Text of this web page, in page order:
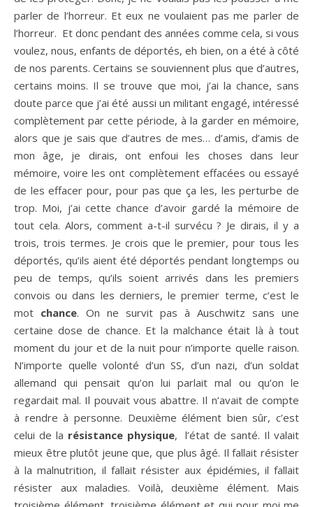
parler de l’horreur. Et eux ne voulaient pas me parler de
l’horreur. Et donc pendant des années comme cela, si vous
voulez, nous, enfants de déportés, eh bien, on a été à côté
de nos parents. Certains se souviennent plus que d’autres,
certains moins. Il se trouve que moi, j’ai la chance, sans
doute parce que j’ai été aussi un militant engagé, intéressé
complètement par cette période, à la garder en mémoire,
alors que je sais que d’autres de mes… d’amis, d’amis de
mon âge, je dirais, ont enfoui les choses dans leur
mémoire, voire les ont complètement effacées ou essayé
de les effacer pour, pour pas que ça les, les perturbe de
trop. Moi, j’ai cette chance d’avoir gardé la mémoire de
tout cela. Alors, comment a-t-il survécu ? Je dirais, il y a
trois, trois termes. Je crois que le premier, pour tous les
déportés, qu’ils aient été déportés pendant longtemps ou
peu de temps, qu’ils soient arrivés dans les premiers
convois ou dans les derniers, le premier terme, c’est le
mot chance. On ne survit pas à Auschwitz sans une
certaine dose de chance. Et la malchance était là à tout
moment du jour et de la nuit pour n’importe quelle raison.
N’importe quelle volonté d’un SS, d’un nazi, d’un soldat
allemand qui pensait qu’on lui parlait mal ou qu’on le
regardait mal. Il pouvait vous abattre. Il n’avait de compte
à rendre à personne. Deuxième élément bien sûr, c’est
celui de la résistance physique, l’état de santé. Il valait
mieux être plutôt jeune que, que plus âgé. Il fallait résister
à la malnutrition, il fallait résister aux épidémies, il fallait
résister aux maladies. Voilà, deuxième élément. Mais